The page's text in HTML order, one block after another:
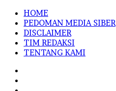
HOME
PEDOMAN MEDIA SIBER
DISCLAIMER
TIM REDAKSI
TENTANG KAMI